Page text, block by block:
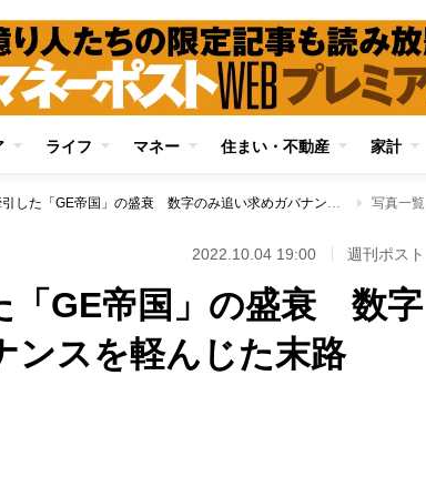
ライフ マネー 住まい・不動産 家計
米国経済を牽引した「GE帝国」の盛衰 数字のみ追い求めガバナンスを軽んじた末路 写真一覧
2022.10.04 19:00 週刊ポスト
「GE帝国」の盛衰 数字
ンスを軽んじた末路